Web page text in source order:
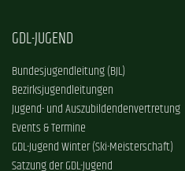
GDL-JUGEND
Bundesjugendleitung (BJL)
Bezirksjugendleitungen
Jugend- und Auszubildendenvertretung
Events & Termine
GDL-Jugend Winter (Ski-Meisterschaft)
Satzung der GDL-Jugend